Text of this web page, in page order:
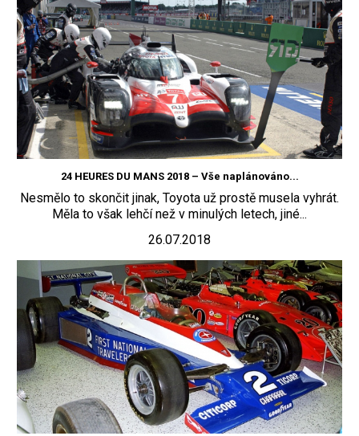
24 HEURES DU MANS 2018 – Vše naplánováno...
Nesmělo to skončit jinak, Toyota už prostě musela vyhrát.
Měla to však lehčí než v minulých letech, jiné...
26.07.2018